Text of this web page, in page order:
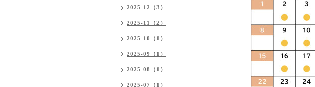
2025-12（3）
2025-11（2）
2025-10（1）
2025-09（1）
2025-08（1）
2025-07（1）